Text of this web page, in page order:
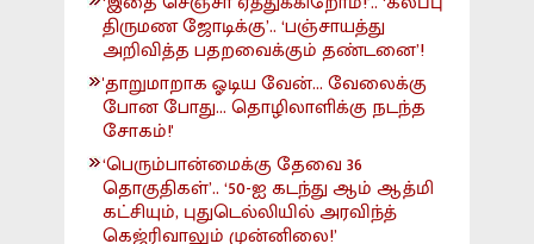
திருமண ஜோடிக்கு’.. ‘பஞ்சாயத்து
அறிவித்த பதறவைக்கும் தண்டனை’!
'தாறுமாறாக ஓடிய வேன்... வேலைக்கு
போன போது... தொழிலாளிக்கு நடந்த
சோகம்!'
‘பெரும்பான்மைக்கு தேவை 36
தொகுதிகள்’.. ‘50-ஐ கடந்து ஆம் ஆத்மி
கட்சியும், புதுடெல்லியில் அரவிந்த்
கெஜ்ரிவாலும் முன்னிலை!’